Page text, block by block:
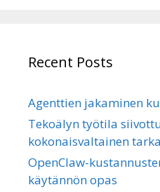
Recent Posts
Agenttien jakaminen
Tekoälyn työtila
kokonaisvaltainen
OpenClaw-
käytännön opas